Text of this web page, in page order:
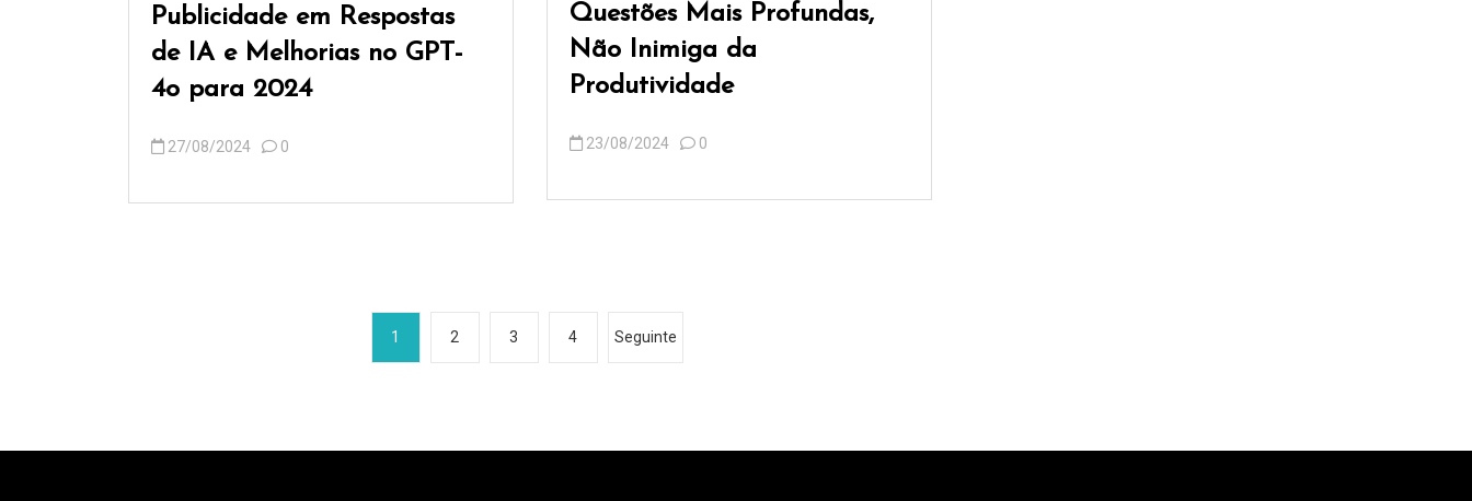
Publicidade em Respostas
de IA e Melhorias no GPT-
4o para 2024
27/08/2024 0
Questões Mais Profundas,
Não Inimiga da
Produtividade
23/08/2024 0
1 2 3 4 Seguinte